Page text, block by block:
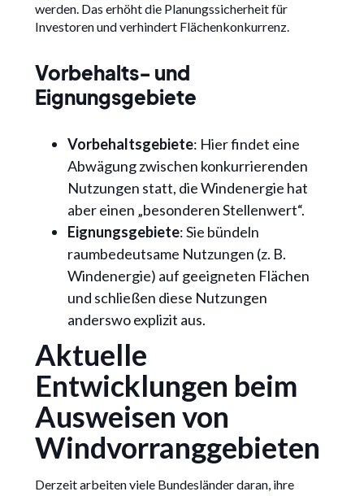
werden. Das erhöht die Planungssicherheit für
Investoren und verhindert Flächenkonkurrenz.
Vorbehalts- und
Eignungsgebiete
Vorbehaltsgebiete: Hier findet eine
Abwägung zwischen konkurrierenden
Nutzungen statt, die Windenergie hat
aber einen „besonderen Stellenwert“.
Eignungsgebiete: Sie bündeln
raumbedeutsame Nutzungen (z. B.
Windenergie) auf geeigneten Flächen
und schließen diese Nutzungen
anderswo explizit aus.
Aktuelle
Entwicklungen beim
Ausweisen von
Windvorranggebieten
Derzeit arbeiten viele Bundesländer daran, ihre